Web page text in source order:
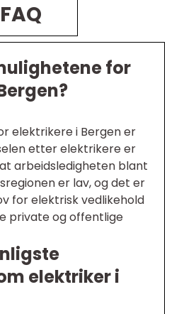
FAQ
for
elektrikere i Bergen er
etter elektrikere er
arbeidsledigheten blant
er lav, og det er
for elektrisk vedlikehold
private og offentlige
elektriker i